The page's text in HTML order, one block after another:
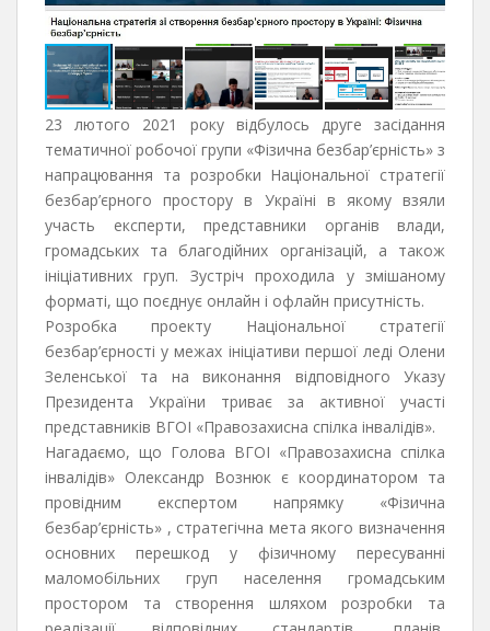
23 лютого 2021 року відбулось друге засідання
тематичної робочої групи «Фізична безбар’єрність» з
напрацювання та розробки Національної стратегії
безбар’єрного простору в Україні в якому взяли
участь експерти, представники органів влади,
громадських та благодійних організацій, а також
ініціативних груп. Зустріч проходила у змішаному
форматі, що поєднує онлайн і офлайн присутність.
Розробка проекту Національної стратегії
безбар’єрності у межах ініціативи першої леді Олени
Зеленської та на виконання відповідного Указу
Президента України триває за активної участі
представників ВГОІ «Правозахисна спілка інвалідів».
Нагадаємо, що Голова ВГОІ «Правозахисна спілка
інвалідів» Олександр Вознюк є координатором та
провідним експертом напрямку «Фізична
безбар’єрність» , стратегічна мета якого визначення
основних перешкод у фізичному пересуванні
маломобільних груп населення громадським
простором та створення шляхом розробки та